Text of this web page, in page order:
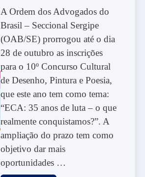
A Ordem dos Advogados do
Brasil – Seccional Sergipe
(OAB/SE) prorrogou até o dia
28 de outubro as inscrições
para o 10º Concurso Cultural
de Desenho, Pintura e Poesia,
que este ano tem como tema:
“ECA: 35 anos de luta – o que
realmente conquistamos?”. A
ampliação do prazo tem como
objetivo dar mais
oportunidades …